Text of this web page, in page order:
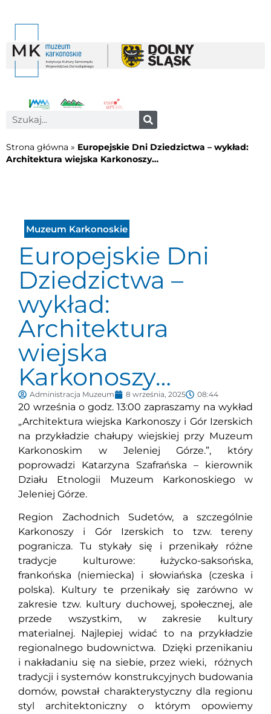
Strona główna » Europejskie Dni Dziedzictwa – wykład:
Architektura wiejska Karkonoszy…
Muzeum Karkonoskie
Europejskie Dni
Dziedzictwa –
wykład:
Architektura
wiejska
Karkonoszy…
Administracja Muzeum 8 września, 2025 08:44
20 września o godz. 13:00 zapraszamy na wykład
„Architektura wiejska Karkonoszy i Gór Izerskich
na przykładzie chałupy wiejskiej przy Muzeum
Karkonoskim w Jeleniej Górze.”, który
poprowadzi Katarzyna Szafrańska – kierownik
Działu Etnologii Muzeum Karkonoskiego w
Jeleniej Górze.
Region Zachodnich Sudetów, a szczególnie
Karkonoszy i Gór Izerskich to tzw. tereny
pogranicza. Tu stykały się i przenikały różne
tradycje kulturowe: łużycko-saksońska,
frankońska (niemiecka) i słowiańska (czeska i
polska). Kultury te przenikały się zarówno w
zakresie tzw. kultury duchowej, społecznej, ale
przede wszystkim, w zakresie kultury
materialnej. Najlepiej widać to na przykładzie
regionalnego budownictwa. Dzięki przenikaniu
i nakładaniu się na siebie, przez wieki, różnych
tradycji i systemów konstrukcyjnych budowania
domów, powstał charakterystyczny dla regionu
styl architektoniczny o którym opowiemy